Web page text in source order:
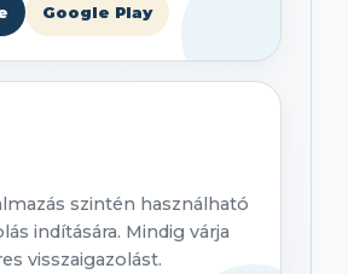
Google Play
szintén használható
indítására. Mindig várja
visszaigazolást.